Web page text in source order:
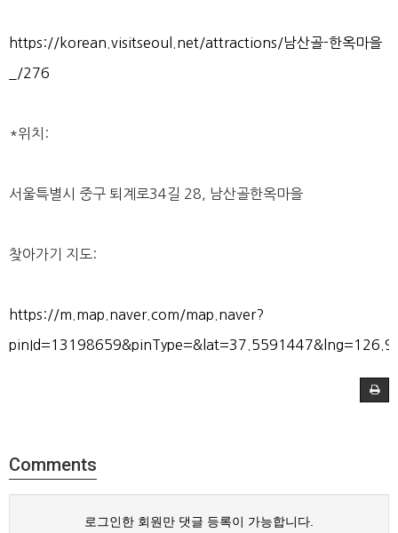
https://korean.visitseoul.net/attractions/남산골-한옥마을
_/276
*위치:
서울특별시 중구 퇴계로34길 28, 남산골한옥마을
찾아가기 지도:
https://m.map.naver.com/map.naver?
Comments
로그인한 회원만 댓글 등록이 가능합니다.